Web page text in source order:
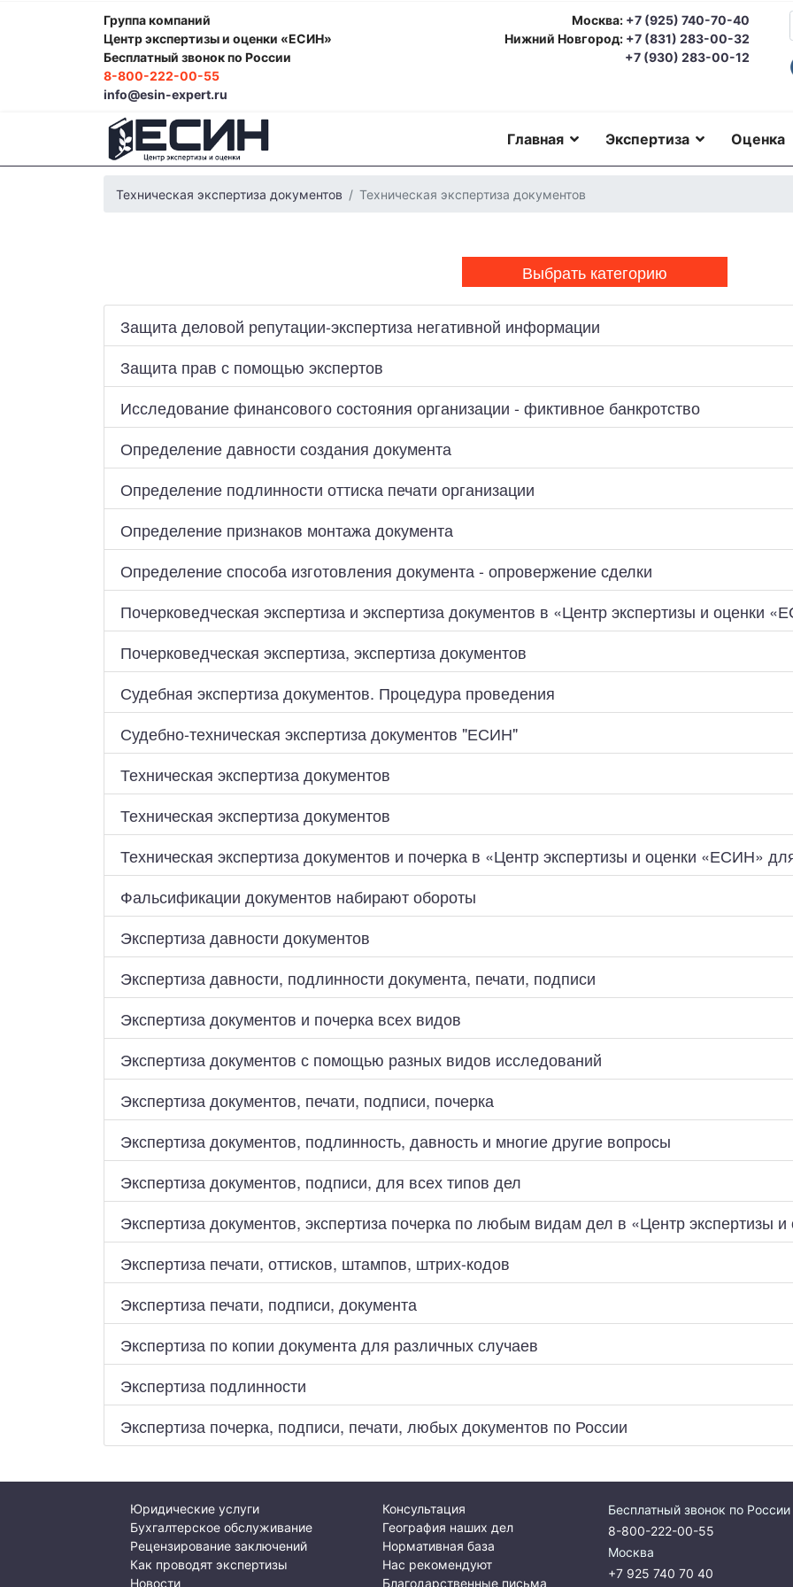
Группа компаний
Центр экспертизы и оценки «ЕСИН»
Бесплатный звонок по России
8-800-222-00-55
info@esin-expert.ru
Москва: +7 (925) 740-70-40
Нижний Новгород: +7 (831) 283-00-32
+7 (930) 283-00-12
Главная Экспертиза Оценка
Техническая экспертиза документов Техническая экспертиза документов
Выбрать категорию
Фоноскопическая экспертизаПсихологическая экспертиза Автотехническая экспертиза
Экспертиза электробытовой техникиЭкономическая экспертизаЭкологическая экспертизаТехническая
Лингвистическая экспертиза Компьютерно-техническая экспертиза
Автороведческая экспертизаТовароведческая экспертизаЭкспериза игрового оборудования
Физико-химическая экспертиза
Электротехническая экспертиза
Защита деловой репутации-экспертиза негативной информации
Защита прав с помощью экспертов
Исследование финансового состояния организации - фиктивное банкротство
Определение давности создания документа
Определение подлинности оттиска печати организации
Определение признаков монтажа документа
Определение способа изготовления документа - опровержение сделки
Почерковедческая экспертиза и экспертиза документов в «Центр экспертизы и оценки
Почерковедческая экспертиза, экспертиза документов
Судебная экспертиза документов. Процедура проведения
Судебно-техническая экспертиза документов "ЕСИН"
Техническая экспертиза документов
Техническая экспертиза документов
Техническая экспертиза документов и почерка в «Центр экспертизы и оценки «ЕСИН»
Фальсификации документов набирают обороты
Экспертиза давности документов
Экспертиза давности, подлинности документа, печати, подписи
Экспертиза документов и почерка всех видов
Экспертиза документов с помощью разных видов исследований
Экспертиза документов, печати, подписи, почерка
Экспертиза документов, подлинность, давность и многие другие вопросы
Экспертиза документов, подписи, для всех типов дел
Экспертиза документов, экспертиза почерка по любым видам дел в «Центр экспертизы
Экспертиза печати, оттисков, штампов, штрих-кодов
Экспертиза печати, подписи, документа
Экспертиза по копии документа для различных случаев
Экспертиза подлинности
Экспертиза почерка, подписи, печати, любых документов по России
Юридические услуги
Бухгалтерское обслуживание
Рецензирование заключений
Как проводят экспертизы
Новости
Консультация
География наших дел
Нормативная база
Нас рекомендуют
Благодарственные письма
Бесплатный звонок по России
8-800-222-00-55
Москва
+7 925 740 70 40